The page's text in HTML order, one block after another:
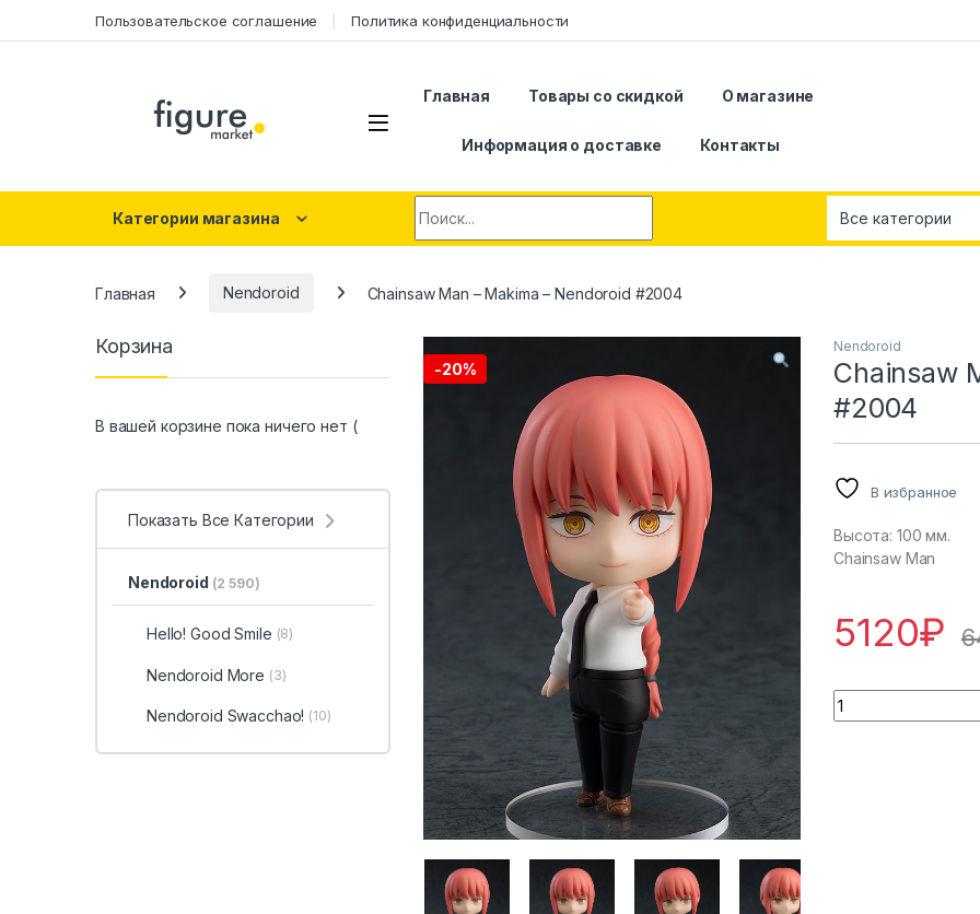
Пользовательское соглашение Политика конфиденциальности
Главная Товары со скидкой О магазине
Информация о доставке Контакты
Категории магазина
Главная Nendoroid Chainsaw Man – Makima – Nendoroid #2004
-20%
Nendoroid
Chainsaw
#2004
В избранное
Высота: 100 мм.
Chainsaw Man
5120₽
Chainsaw Man -
Корзина
В вашей корзине пока ничего нет (
Показать Все Категории
Nendoroid (2 590)
Hello! Good Smile (8)
Nendoroid More (3)
Nendoroid Swacchao! (10)